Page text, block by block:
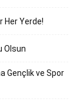
Her Yerde!
Olsun
Gençlik ve Spor